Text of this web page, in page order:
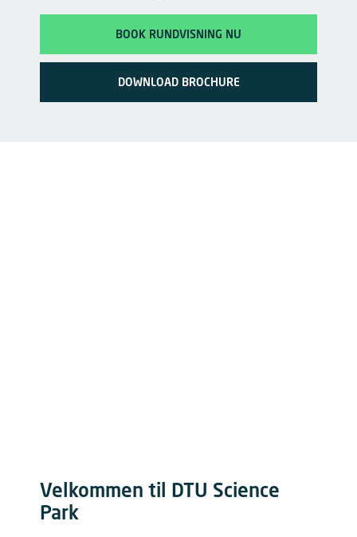
BOOK RUNDVISNING NU
DOWNLOAD BROCHURE
Velkommen til DTU Science
Park